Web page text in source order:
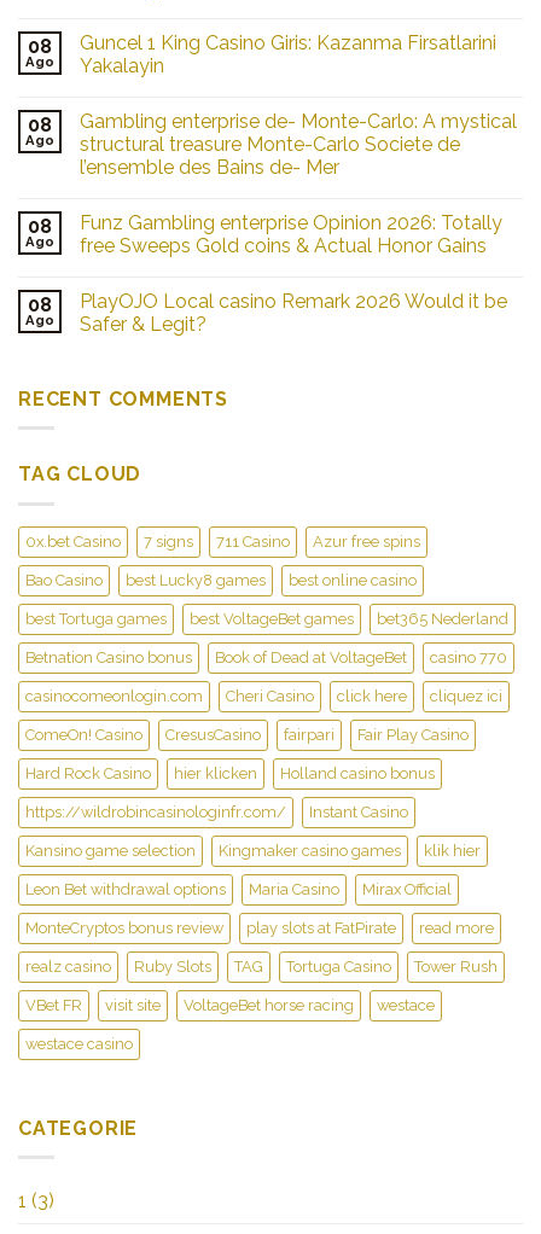
08
Ago
Guncel 1 King Casino Giris: Kazanma Firsatlarini
Yakalayin
08
Ago
Gambling enterprise de- Monte-Carlo: A mystical
structural treasure Monte-Carlo Societe de
l’ensemble des Bains de- Mer
08
Ago
Funz Gambling enterprise Opinion 2026: Totally
free Sweeps Gold coins & Actual Honor Gains
08
Ago
PlayOJO Local casino Remark 2026 Would it be
Safer & Legit?
RECENT COMMENTS
TAG CLOUD
0x.bet Casino 7 signs 711 Casino Azur free spins
Bao Casino best Lucky8 games best online casino
best Tortuga games best VoltageBet games bet365 Nederland
Betnation Casino bonus Book of Dead at VoltageBet casino 770
casinocomeonlogin.com Cheri Casino click here cliquez ici
ComeOn! Casino CresusCasino fairpari Fair Play Casino
Hard Rock Casino hier klicken Holland casino bonus
https://wildrobincasinologinfr.com/ Instant Casino
Kansino game selection Kingmaker casino games klik hier
Leon Bet withdrawal options Maria Casino Mirax Official
MonteCryptos bonus review play slots at FatPirate read more
realz casino Ruby Slots TAG Tortuga Casino Tower Rush
VBet FR visit site VoltageBet horse racing westace
westace casino
CATEGORIE
1 (3)